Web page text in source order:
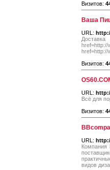
Визитов:
Ваша
URL:
href=http://
Визитов:
URL:
Всё для
Визитов:
URL:
Компания
видов